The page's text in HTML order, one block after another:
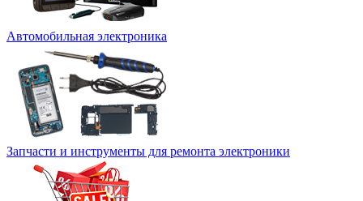
Автомобильная электроника
Запчасти и инструменты для ремонта электроники